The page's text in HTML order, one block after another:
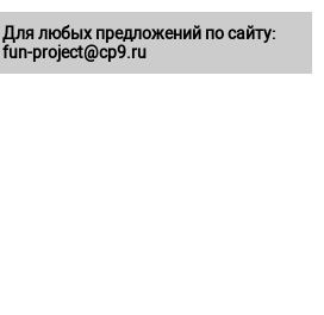
Для любых предложений по сайту:
fun-project@cp9.ru